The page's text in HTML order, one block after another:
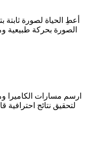
أعطِ الحياة لصورة
ارسم مسارات الكاميرا